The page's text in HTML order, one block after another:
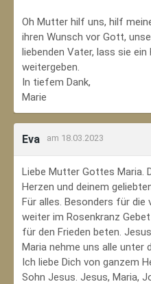
Oh Mutter hilf uns, hilf
ihren Wunsch vor Gott,
liebenden Vater, lass sie ein
weitergeben.
In tiefem Dank,
Marie
Eva am 18.03.2023
Liebe Mutter Gottes Maria.
Herzen und deinem
Für alles. Besonders für die
weiter im Rosenkranz
für den Frieden beten.
Maria nehme uns alle unter
Ich liebe Dich von ganzem
Sohn Jesus. Jesus, Maria,